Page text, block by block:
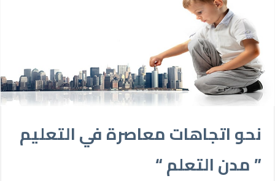
نحو اتجاهات معاصرة في التعليم
” مدن التعلم “